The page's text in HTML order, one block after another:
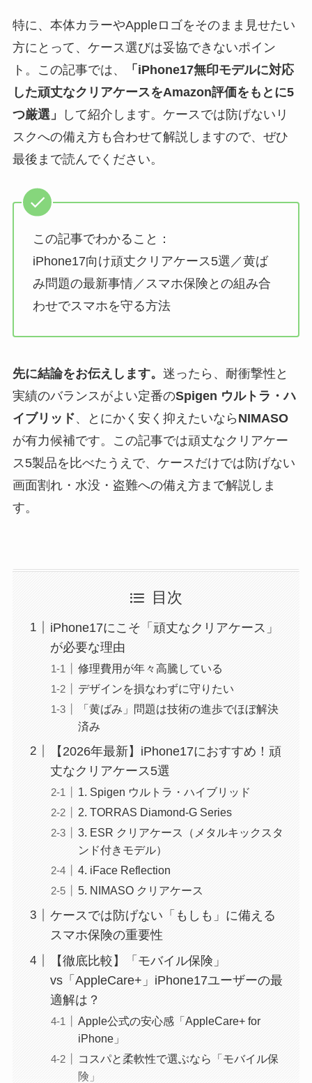
特に、本体カラーやAppleロゴをそのまま見せたい
方にとって、ケース選びは妥協できないポイン
ト。この記事では、
「iPhone17無印モデルに対応
した頑丈なクリアケースをAmazon評価をもとに5
つ厳選」
して紹介します。ケースでは防げないリ
スクへの備え方も合わせて解説しますので、ぜひ
最後まで読んでください。
この記事でわかること：
iPhone17向け頑丈クリアケース5選／黄ば
み問題の最新事情／スマホ保険との組み合
わせでスマホを守る方法
先に結論をお伝えします。 迷ったら、耐衝撃性と
実績のバランスがよい定番のSpigen ウルトラ・ハ
イブリッド、とにかく安く抑えたいなら NIMASO
が有力候補です。この記事では頑丈なクリアケー
ス5製品を比べたうえで、ケースだけでは防げない
画面割れ・水没・盗難への備え方まで解説しま
す。
目次
iPhone17にこそ「頑丈なクリアケース」
が必要な理由
修理費用が年々高騰している
デザインを損なわずに守りたい
「黄ばみ」問題は技術の進歩でほぼ解決
済み
【2026年最新】iPhone17におすすめ！頑
丈なクリアケース5選
1. Spigen ウルトラ・ハイブリッド
2. TORRAS Diamond-G Series
3. ESR クリアケース（メタルキックスタ
ンド付きモデル）
4. iFace Reflection
5. NIMASO クリアケース
ケースでは防げない「もしも」に備える
スマホ保険の重要性
【徹底比較】「モバイル保険」
vs「AppleCare+」iPhone17ユーザーの最
適解は？
Apple公式の安心感「AppleCare+ for
iPhone」
コスパと柔軟性で選ぶなら「モバイル保
険」